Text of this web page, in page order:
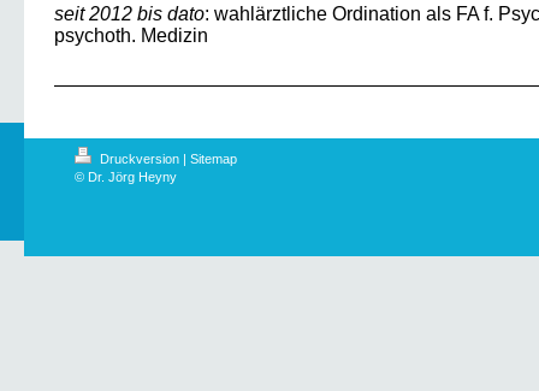
seit 2012 bis dato: wahlärztliche Ordination als FA f.
psychoth. Medizin
Druckversion | Sitemap
© Dr. Jörg Heyny